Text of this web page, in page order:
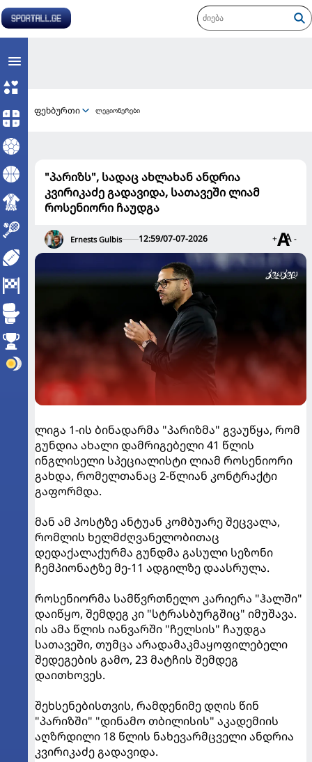
ფეხბურთი ლეგიონერები
"პარიზს", სადაც ახლახან ანდრია
კვირიკაძე გადავიდა, სათავეში ლიამ
როსენიორი ჩაუდგა
Ernests Gulbis 12:59/07-07-2026 + -
ლიგა 1-ის ბინადარმა "პარიზმა" გვაუწყა, რომ
გუნდია ახალი დამრიგებელი 41 წლის
ინგლისელი სპეციალისტი ლიამ როსენიორი
გახდა, რომელთანაც 2-წლიან კონტრაქტი
გაფორმდა.
მან ამ პოსტზე ანტუან კომბუარე შეცვალა,
რომლის ხელმძღვანელობითაც
დედაქალაქურმა გუნდმა გასული სეზონი
ჩემპიონატზე მე-11 ადგილზე დაასრულა.
როსენიორმა სამწვრთნელო კარიერა "ჰალში"
დაიწყო, შემდეგ კი "სტრასბურგშიც" იმუშავა.
ის ამა წლის იანვარში "ჩელსის" ჩაუდგა
სათავეში, თუმცა არადამაკმაყოფილებელი
შედეგების გამო, 23 მატჩის შემდეგ
დაითხოვეს.
შეხსენებისთვის, რამდენიმე დღის წინ
"პარიზში" "დინამო თბილისის" აკადემიის
აღზრდილი 18 წლის ნახევარმცველი ანდრია
კვირიკაძე გადავიდა.